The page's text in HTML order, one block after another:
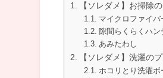
【ソレダメ】お掃除
マイクロファイバ
隙間らくらくハン
あみたわし
【ソレダメ】洗濯の
ホコリとり洗濯ボ